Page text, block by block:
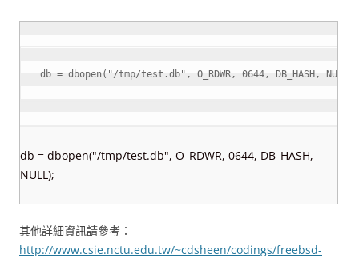
db = dbopen( "/tmp/test.db" , O_RDWR, 0644, DB_HASH , NULL
db = dbopen("/tmp/test.db", O_RDWR, 0644, DB_HASH,
NULL);
其他詳細資訊請參考：
http://www.csie.nctu.edu.tw/~cdsheen/codings/freebsd-